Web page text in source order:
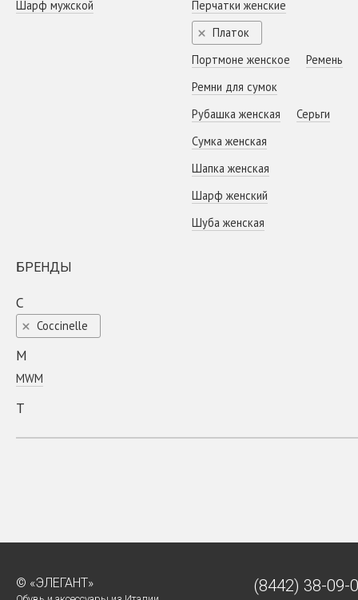
Шарф мужской
Перчатки женские
Платок
Портмоне женское
Ремень
Ремни для сумок
Рубашка женская
Серьги
Сумка женская
Шапка женская
Шарф женский
Шуба женская
БРЕНДЫ
C
Coсcinelle
M
MWM
T
© «ЭЛЕГАНТ» (8442) 38-09-